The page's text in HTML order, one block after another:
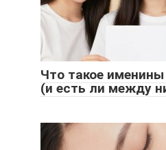
Что такое
(и есть ли между